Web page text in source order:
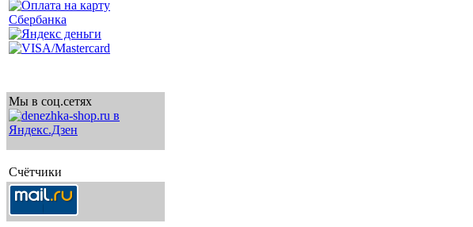
Мы в соц.сетях
Счётчики